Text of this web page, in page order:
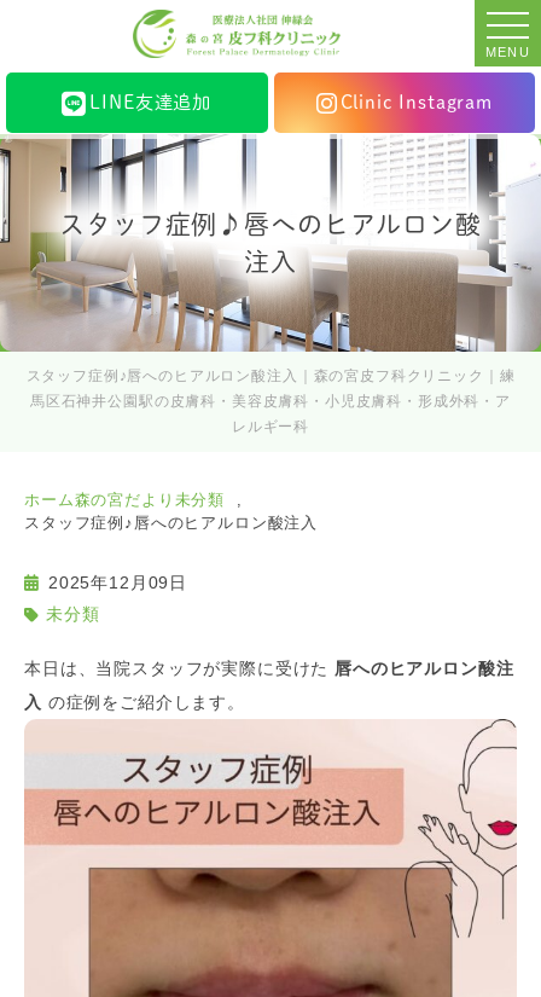
MENU
LINE友達追加 Clinic Instagram
スタッフ症例♪唇へのヒアルロン酸
注入
スタッフ症例♪唇へのヒアルロン酸注入｜森の宮皮フ科クリニック｜練
馬区石神井公園駅の皮膚科・美容皮膚科・小児皮膚科・形成外科・ア
レルギー科
ホーム森の宮だより 未分類
スタッフ症例♪唇へのヒアルロン酸注入
2025年12月09日
未分類
本日は、当院スタッフが実際に受けた 唇へのヒアルロン酸注
入 の症例をご紹介します。